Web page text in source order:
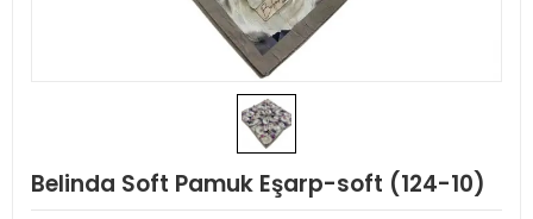
Belinda Soft Pamuk Eşarp-soft (124-10)